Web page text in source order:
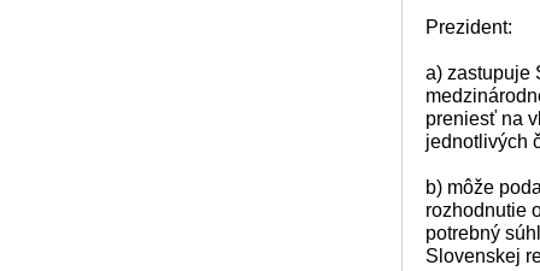
Prezident:
a) zastupuje
preniesť na
jednotlivých
b) môže
rozhodnutie
potrebný
Slovenskej